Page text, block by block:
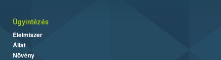
Ügyintézés
Élelmiszer
Állat
Növény